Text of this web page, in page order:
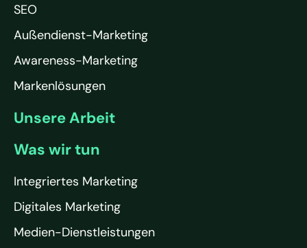
SEO
Außendienst-Marketing
Awareness-Marketing
Markenlösungen
Unsere Arbeit
Was wir tun
Integriertes Marketing
Digitales Marketing
Medien-Dienstleistungen